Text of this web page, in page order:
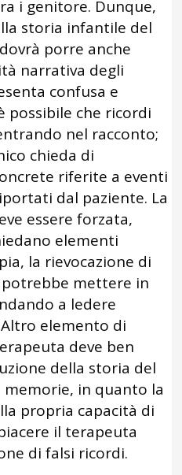
i genitore. Dunque,
storia infantile del
porre anche
narrativa degli
confusa e
possibile che ricordi
nel racconto;
chieda di
riferite a eventi
dal paziente. La
essere forzata,
elementi
la rievocazione di
mettere in
a ledere
Altro elemento di
deve ben
della storia del
memorie, in quanto la
propria capacità di
il terapeuta
di falsi ricordi.